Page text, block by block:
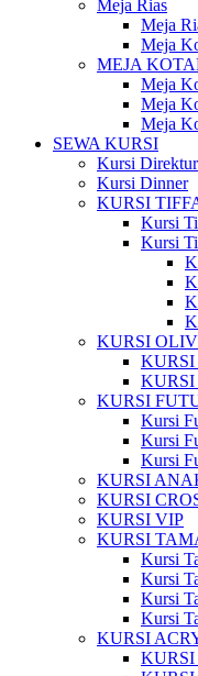
Meja Rias
Meja
Meja
MEJA
Meja
Meja
Meja
SEWA KURSI
Kursi Direktur
Kursi Dinner
KURSI
Kursi
Kursi
KURSI
KURSI
Kursi
Kursi
Kursi
KURSI
KURSI
KURSI VIP
KURSI
Kursi
Kursi
Kursi
Kursi
KURSI